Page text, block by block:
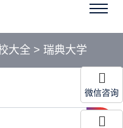
大全 > 瑞典大学
微信咨询